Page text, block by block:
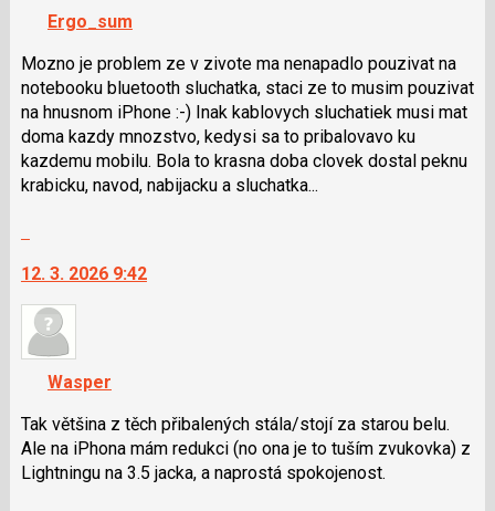
navigaci
lze
použít
i
klávesy
N
pro
následující
předchozí
nový
názor
Ergo_sum
Mozno je problem ze v zivote ma nenapadlo pouzivat na
notebooku bluetooth sluchatka, staci ze to musim pouzivat
na hnusnom iPhone :-) Inak kablovych sluchatiek musi mat
doma kazdy mnozstvo, kedysi sa to pribalovavo ku
kazdemu mobilu. Bola to krasna doba clovek dostal peknu
krabicku, navod, nabijacku a sluchatka...
další
nový
názor.
navigaci
lze
použít
i
klávesy
12. 3. 2026 9:42
Wasper
Tak většina z těch přibalených stála/stojí za starou belu.
Ale na iPhona mám redukci (no ona je to tuším zvukovka) z
Lightningu na 3.5 jacka, a naprostá spokojenost.